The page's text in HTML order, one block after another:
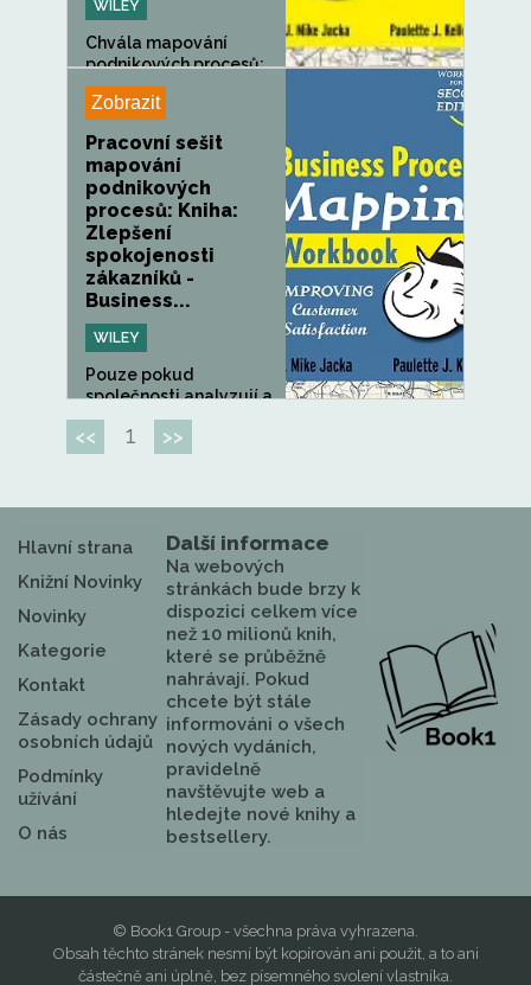
WILEY
Chvála mapování
podnikových procesů:
Spokojenost...
Zobrazit
Pracovní sešit
mapování
podnikových
procesů: Kniha:
Zlepšení
spokojenosti
zákazníků -
Business...
WILEY
Pouze pokud
společnosti analyzují a
zlepšují své...
<< 1 >>
Hlavní strana
Knižní Novinky
Novinky
Kategorie
Kontakt
Zásady ochrany
osobních údajů
Podmínky
užívání
O nás
Další informace
Na webových
stránkách bude brzy k
dispozici celkem více
než 10 milionů knih,
které se průběžně
nahrávají. Pokud
chcete být stále
informováni o všech
nových vydáních,
pravidelně
navštěvujte web a
hledejte nové knihy a
bestsellery.
© Book1 Group - všechna práva vyhrazena.
Obsah těchto stránek nesmí být kopírován ani použit, a to ani
částečně ani úplně, bez písemného svolení vlastníka.